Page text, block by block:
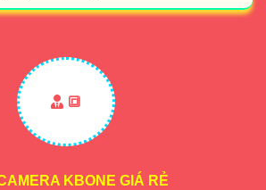
🔳
KBONE GIÁ RẺ